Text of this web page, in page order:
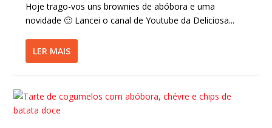
Hoje trago-vos uns brownies de abóbora e uma
novidade 🙂 Lancei o canal de Youtube da Deliciosa...
LER MAIS